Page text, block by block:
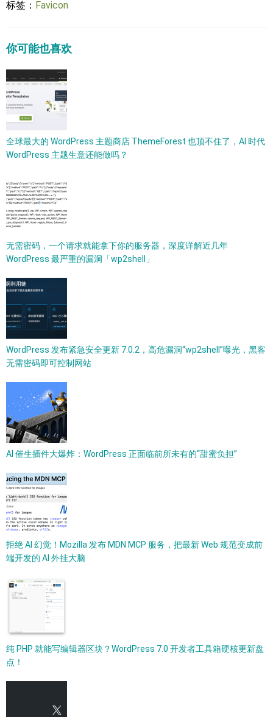
标签： Favicon
你可能也喜欢
全球最大的 WordPress 主题商店 ThemeForest 也顶不住了，AI 时代
WordPress 主题生意还能做吗？
无需密码，一个请求就能拿下你的服务器，深度详解近几年
WordPress 最严重的漏洞「wp2shell」
WordPress 发布紧急安全更新 7.0.2，高危漏洞“wp2shell”曝光，黑客
无需密码即可控制网站
AI 催生插件大爆炸：WordPress 正面临前所未有的“甜蜜负担”
拒绝 AI 幻觉！Mozilla 发布 MDN MCP 服务，把最新 Web 规范变成前
端开发的 AI 外挂大脑
纯 PHP 就能写编辑器区块？WordPress 7.0 开发者工具箱硬核更新盘
点！